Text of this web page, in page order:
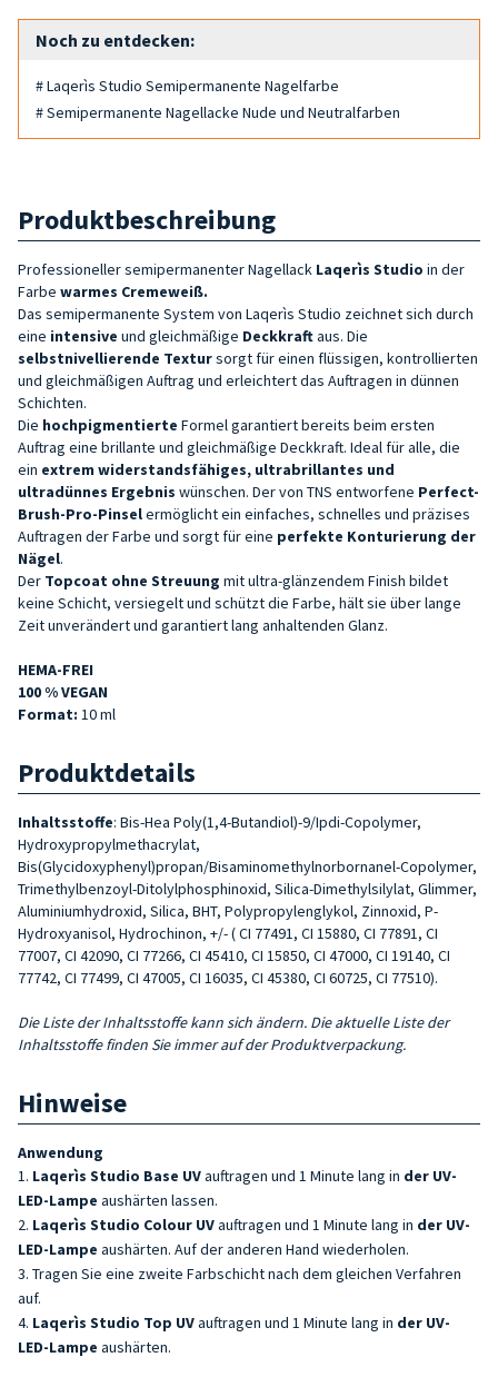
Noch zu entdecken:
# Laqerìs Studio Semipermanente Nagelfarbe
# Semipermanente Nagellacke Nude und Neutralfarben
Produktbeschreibung
Professioneller semipermanenter Nagellack Laqerìs Studio in der
Farbe warmes Cremeweiß.
Das semipermanente System von Laqerìs Studio zeichnet sich durch
eine intensive und gleichmäßige Deckkraftaus. Die
selbstnivellierende Textursorgt für einen flüssigen, kontrollierten
und gleichmäßigen Auftrag und erleichtert das Auftragen in dünnen
Schichten.
Die hochpigmentierte Formel garantiert bereits beim ersten
Auftrag eine brillante und gleichmäßige Deckkraft. Ideal für alle, die
ein extrem widerstandsfähiges, ultrabrillantes und
ultradünnes Ergebnis wünschen. Der von TNS entworfene Perfect-
Brush-Pro-Pinselermöglicht ein einfaches, schnelles und präzises
Auftragen der Farbe und sorgt für eine perfekte Konturierung der
Nägel.
Der Topcoat ohne Streuung mit ultra-glänzendem Finish bildet
keine Schicht, versiegelt und schützt die Farbe, hält sie über lange
Zeit unverändert und garantiert lang anhaltenden Glanz.
HEMA-FREI
100 % VEGAN
Format: 10 ml
Produktdetails
Inhaltsstoffe: Bis-Hea Poly(1,4-Butandiol)-9/Ipdi-Copolymer,
Hydroxypropylmethacrylat,
Bis(Glycidoxyphenyl)propan/Bisaminomethylnorbornanel-Copolymer,
Trimethylbenzoyl-Ditolylphosphinoxid, Silica-Dimethylsilylat, Glimmer,
Aluminiumhydroxid, Silica, BHT, Polypropylenglykol, Zinnoxid, P-
Hydroxyanisol, Hydrochinon, +/- ( CI 77491, CI 15880, CI 77891, CI
77007, CI 42090, CI 77266, CI 45410, CI 15850, CI 47000, CI 19140, CI
77742, CI 77499, CI 47005, CI 16035, CI 45380, CI 60725, CI 77510).
Die Liste der Inhaltsstoffe kann sich ändern. Die aktuelle Liste der
Inhaltsstoffe finden Sie immer auf der Produktverpackung.
Hinweise
Anwendung
Laqerìs Studio Base UVauftragen und 1 Minute lang in der UV-
LED-Lampe aushärten lassen.
Laqerìs Studio Colour UVauftragen und 1 Minute lang in der UV-
LED-Lampe aushärten. Auf der anderen Hand wiederholen.
Tragen Sie eine zweite Farbschicht nach dem gleichen Verfahren
auf.
Laqerìs Studio Top UVauftragen und 1 Minute lang in der UV-
LED-Lampe aushärten.